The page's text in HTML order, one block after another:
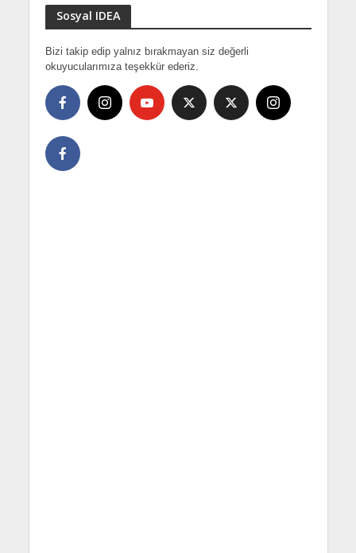
Sosyal IDEA
Bizi takip edip yalnız bırakmayan siz değerli
okuyucularımıza teşekkür ederiz.